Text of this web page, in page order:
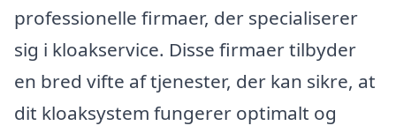
professionelle firmaer, der specialiserer
sig i kloakservice. Disse firmaer tilbyder
en bred vifte af tjenester, der kan sikre, at
dit kloaksystem fungerer optimalt og